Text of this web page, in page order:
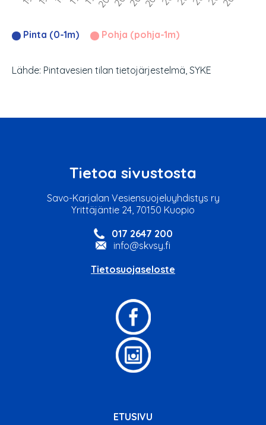
Pinta (0-1m) Pohja (pohja-1m)
Lähde: Pintavesien tilan tietojärjestelmä, SYKE
Tietoa sivustosta
Savo-Karjalan Vesiensuojeluyhdistys ry
Yrittäjäntie 24, 70150 Kuopio
017 2647 200
info@skvsy.fi
Tietosuojaseloste
ETUSIVU